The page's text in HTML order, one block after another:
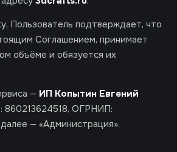
Пользователь подтверждает, что
Соглашением, принимает
объёме и обязуется их
— ИП Копытин Евгений
860213624518, ОГРНИП:
— «Администрация».